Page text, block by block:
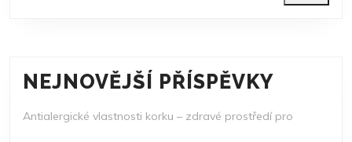
NEJNOVĚJŠÍ PŘÍSPĚVKY
Antialergické vlastnosti korku – zdravé prostředí pro